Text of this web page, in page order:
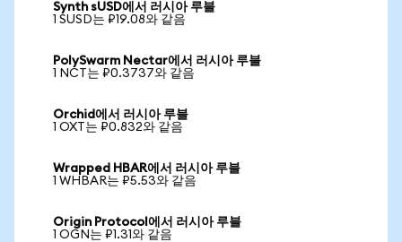
Synth sUSD에서 러시아 루블
1 SUSD는 ₽19.08와 같음
PolySwarm Nectar에서 러시아 루블
1 NCT는 ₽0.3737와 같음
Orchid에서 러시아 루블
1 OXT는 ₽0.832와 같음
Wrapped HBAR에서 러시아 루블
1 WHBAR는 ₽5.53와 같음
Origin Protocol에서 러시아 루블
1 OGN는 ₽1.31와 같음